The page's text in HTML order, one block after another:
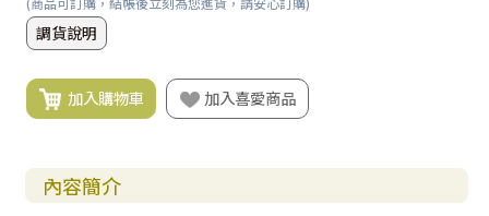
調貨說明
加入購物車 加入喜愛商品
內容簡介